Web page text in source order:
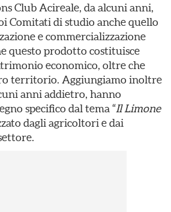
Club Acireale, da alcuni anni,
Comitati di studio anche quello
e commercializzazione
questo prodotto costituisce
economico, oltre che
territorio. Aggiungiamo inoltre
anni addietro, hanno
specifico dal tema “Il Limone
dagli agricoltori e dai